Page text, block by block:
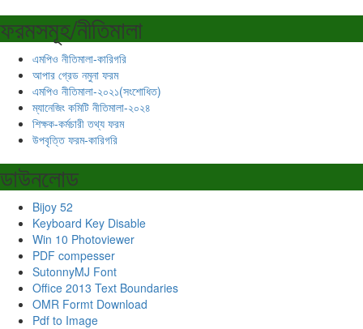
ফরমসমূহ/নীতিমালা
এমপিও নীতিমালা-কারিগরি
আপার গ্রেড নমুনা ফরম
এমপিও নীতিমালা-২০২১(সংশোধিত)
ম্যানেজিং কমিটি নীতিমালা-২০২৪
শিক্ষক-কর্মচারী তথ্য ফরম
উপবৃত্তি ফরম-কারিগরি
ডাউনলোড
Bijoy 52
Keyboard Key Disable
Win 10 Photoviewer
PDF compesser
SutonnyMJ Font
Office 2013 Text Boundaries
OMR Formt Download
Pdf to Image